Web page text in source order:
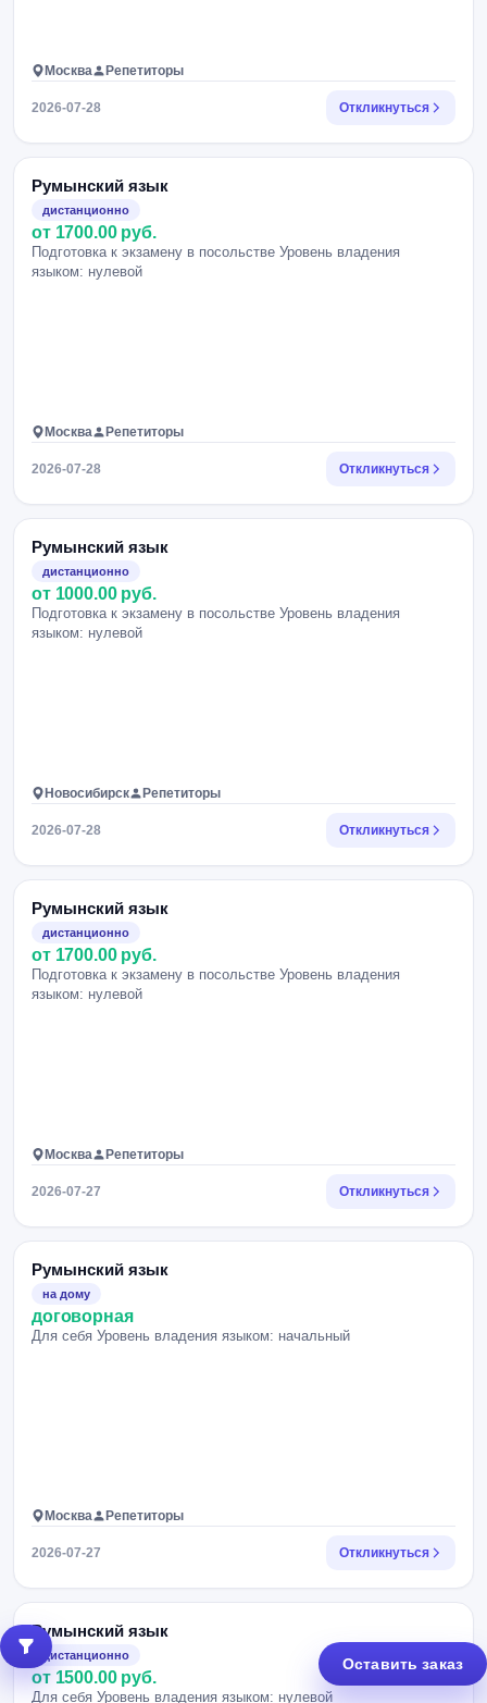
Москва Репетиторы
2026-07-28 Откликнуться
Румынский язык
дистанционно
от 1700.00 руб.
Подготовка к экзамену в посольстве Уровень владения
языком: нулевой
Москва Репетиторы
2026-07-28 Откликнуться
Румынский язык
дистанционно
от 1000.00 руб.
Подготовка к экзамену в посольстве Уровень владения
языком: нулевой
Новосибирск Репетиторы
2026-07-28 Откликнуться
Румынский язык
дистанционно
от 1700.00 руб.
Подготовка к экзамену в посольстве Уровень владения
языком: нулевой
Москва Репетиторы
2026-07-27 Откликнуться
Румынский язык
на дому
договорная
Для себя Уровень владения языком: начальный
Москва Репетиторы
2026-07-27 Откликнуться
Румынский язык
дистанционно
от 1500.00 руб.
Для себя Уровень владения языком: нулевой
Оставить заказ